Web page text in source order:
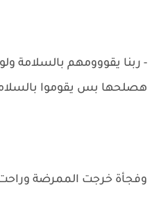
- ربنا يقووومهم بالسلامة ولو
هصلحها بس يقوموا بالسلامة
وفجأة خرجت الممرضة وراحت